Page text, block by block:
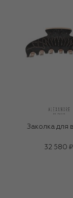
Заколка для
32 580 ₽